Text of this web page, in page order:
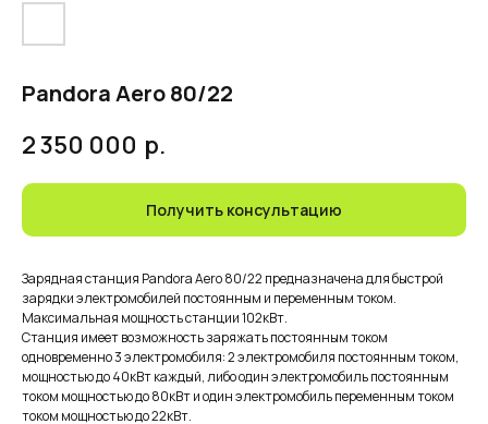
Pandora Aero 80/22
2 350 000 р.
Получить консультацию
Зарядная станция Pandora Aero 80/22 предназначена для быстрой
зарядки электромобилей постоянным и переменным током.
Максимальная мощность станции 102кВт.
Станция имеет возможность заряжать постоянным током
одновременно 3 электромобиля: 2 электромобиля постоянным током,
мощностью до 40кВт каждый, либо один электромобиль постоянным
током мощностью до 80кВт и один электромобиль переменным током
током мощностью до 22кВт.